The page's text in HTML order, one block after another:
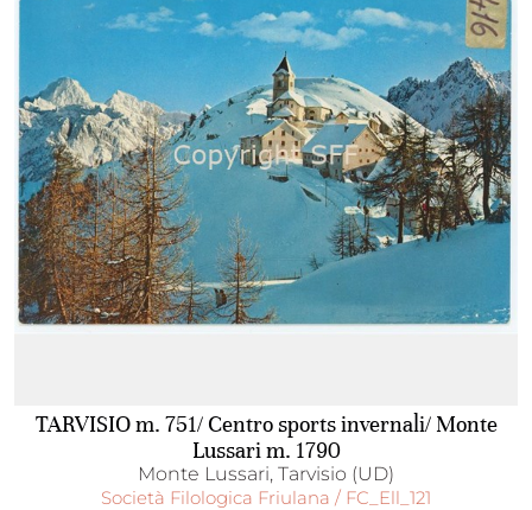
TARVISIO m. 751/ Centro sports invernali/ Monte
Lussari m. 1790
Monte Lussari, Tarvisio (UD)
Società Filologica Friulana / FC_Ell_121